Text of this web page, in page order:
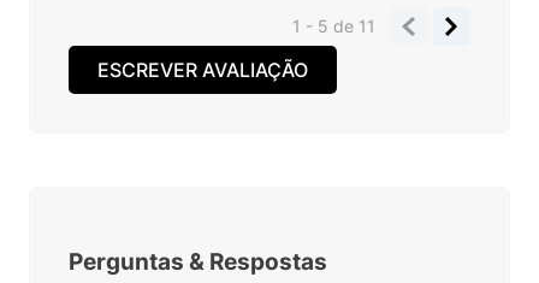
1 - 5de 11
ESCREVER AVALIAÇÃO
Perguntas & Respostas